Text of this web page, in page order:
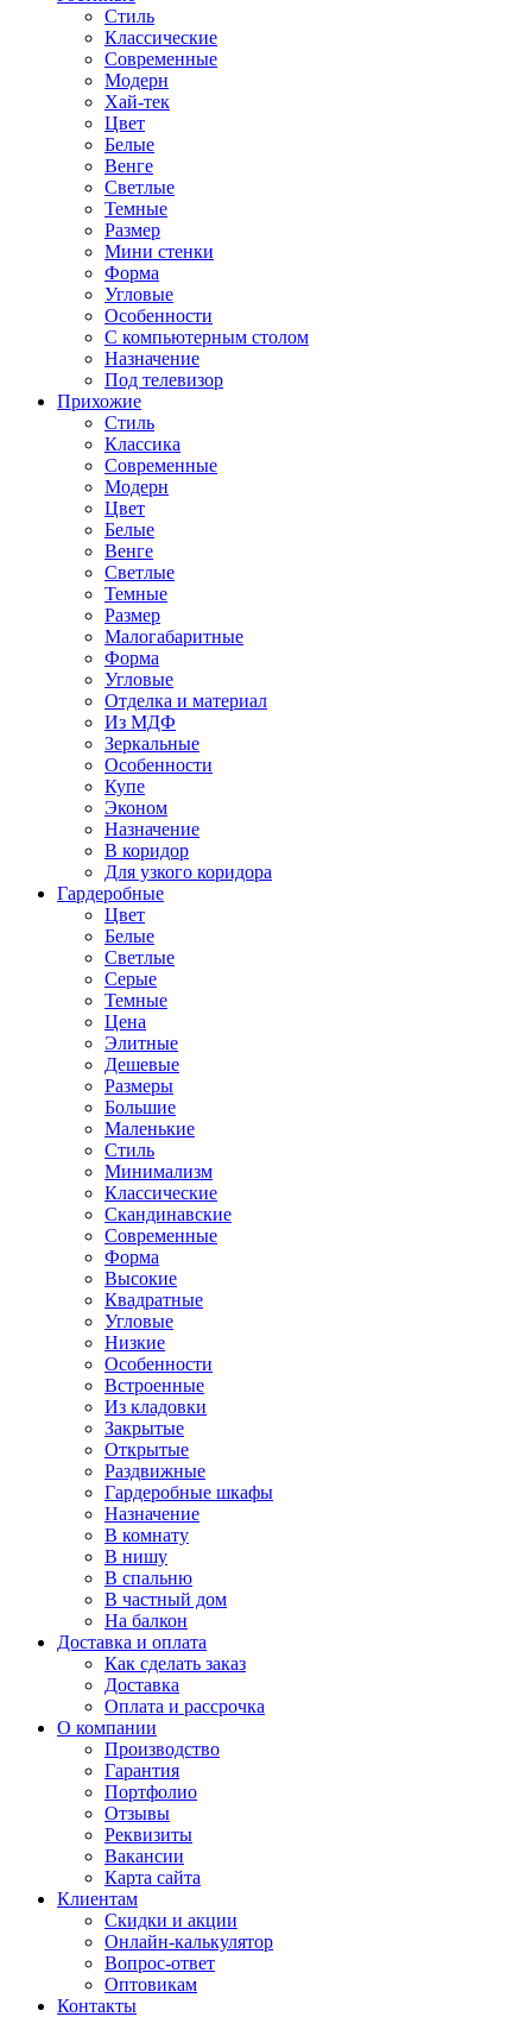
Стиль
Классические
Современные
Модерн
Хай-тек
Цвет
Белые
Венге
Светлые
Темные
Размер
Мини стенки
Форма
Угловые
Особенности
С компьютерным столом
Назначение
Под телевизор
Прихожие
Стиль
Классика
Современные
Модерн
Цвет
Белые
Венге
Светлые
Темные
Размер
Малогабаритные
Форма
Угловые
Отделка и материал
Из МДФ
Зеркальные
Особенности
Купе
Эконом
Назначение
В коридор
Для узкого коридора
Гардеробные
Цвет
Белые
Светлые
Серые
Темные
Цена
Элитные
Дешевые
Размеры
Большие
Маленькие
Стиль
Минимализм
Классические
Скандинавские
Современные
Форма
Высокие
Квадратные
Угловые
Низкие
Особенности
Встроенные
Из кладовки
Закрытые
Открытые
Раздвижные
Гардеробные шкафы
Назначение
В комнату
В нишу
В спальню
В частный дом
На балкон
Доставка и оплата
Как сделать заказ
Доставка
Оплата и рассрочка
О компании
Производство
Гарантия
Портфолио
Отзывы
Реквизиты
Вакансии
Карта сайта
Клиентам
Скидки и акции
Онлайн-калькулятор
Вопрос-ответ
Оптовикам
Контакты